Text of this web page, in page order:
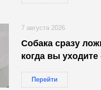
Собака сразу
когда вы
Перейти
7 августа 2026